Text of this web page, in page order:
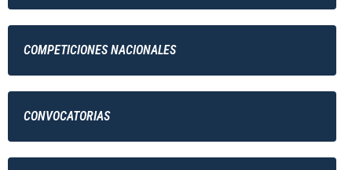
COMPETICIONES NACIONALES
CONVOCATORIAS